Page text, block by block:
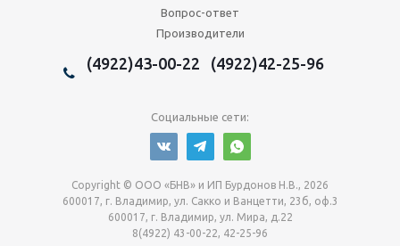
Вопрос-ответ
Производители
(4922)43-00-22 (4922)42-25-96
Социальные сети:
Copyright © ООО «БНВ» и ИП Бурдонов Н.В., 2026
600017, г. Владимир, ул. Сакко и Ванцетти, 23б, оф.3
600017, г. Владимир, ул. Мира, д.22
8(4922) 43-00-22, 42-25-96